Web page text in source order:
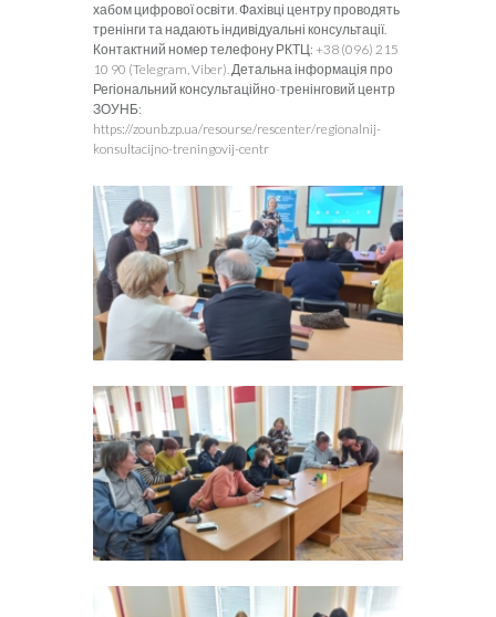
хабом цифрової освіти. Фахівці центру проводять
тренінги та надають індивідуальні консультації.
Контактний номер телефону РКТЦ: +38 (096) 215
10 90 (Telegram, Viber). Детальна інформація про
Регіональний консультаційно-тренінговий центр
ЗОУНБ:
https://zounb.zp.ua/resourse/rescenter/regionalnij-
konsultacijno-treningovij-centr